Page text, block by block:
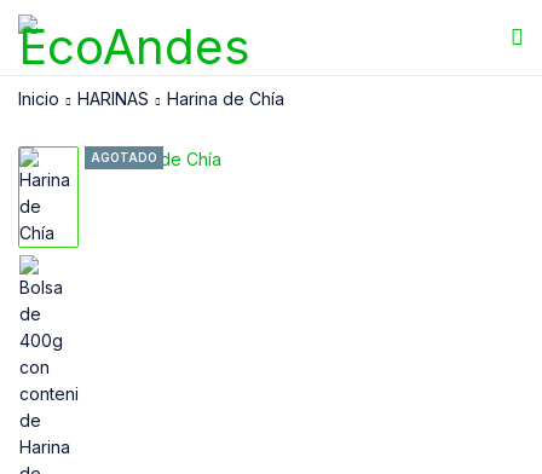
Inicio HARINAS Harina de Chía
AGOTADO